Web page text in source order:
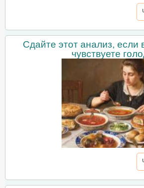
Сдайте этот анализ, если
чувствуете